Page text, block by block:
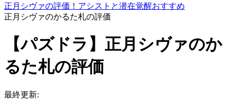
正月シヴァの評価！アシストと潜在覚醒おすすめ
正月シヴァのかるた札の評価
【パズドラ】正月シヴァのか
るた札の評価
最終更新: